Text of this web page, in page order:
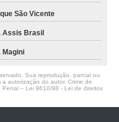
São Vicente
Assis Brasil
Magini
Sua reprodução, parcial ou
autorização do autor. Crime de
Penal – Lei 9610/98 - Lei de direitos